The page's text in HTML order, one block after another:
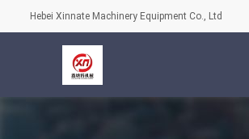
Hebei Xinnate Machinery Equipment Co., Ltd